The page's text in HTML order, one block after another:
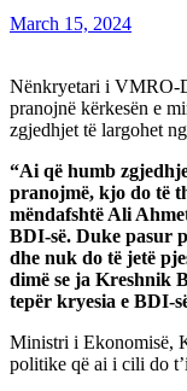
March 15, 2024
Nënkryetari i VMRO-
pranojnë kërkesën e
zgjedhjet të largohet
“Ai që humb
pranojmë, kjo do të
mëndafshtë Ali
BDI-së. Duke pasur
dhe nuk do të jetë
dimë se ja Kreshnik
tepër kryesia e BDI-
Ministri i Ekonomisë,
politike që ai i cili do